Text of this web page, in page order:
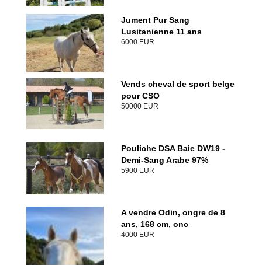
Jument Pur Sang
Lusitanienne 11 ans
6000 EUR
Vends cheval de sport belge
pour CSO
50000 EUR
Pouliche DSA Baie DW19 -
Demi-Sang Arabe 97%
5900 EUR
A vendre Odin, ongre de 8
ans, 168 cm, onc
4000 EUR